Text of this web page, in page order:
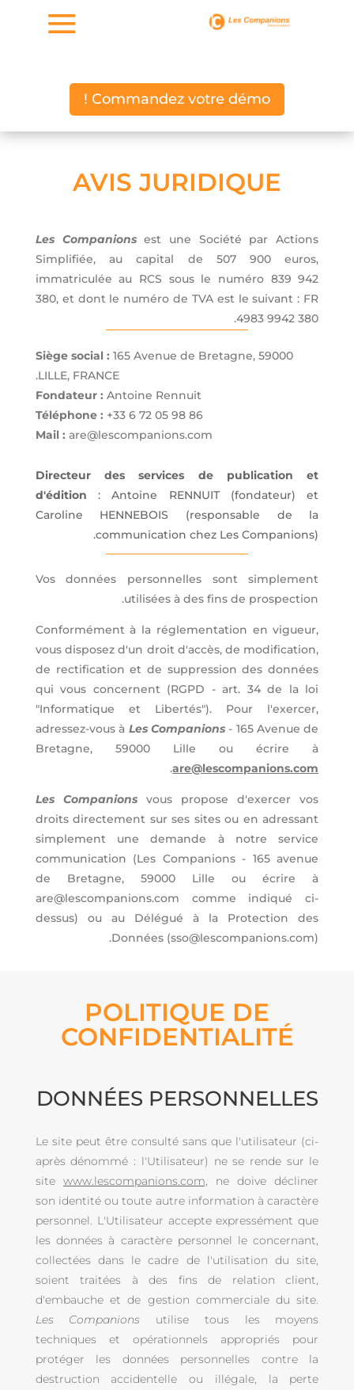
Commandez votre démo !
AVIS JURIDIQUE
Les Companionsest une Société par Actions
Simplifiée, au capital de 507 900 euros,
immatriculée au RCS sous le numéro 839 942
380, et dont le numéro de TVA est le suivant : FR
4983 9942 380.
Siège social : 165 Avenue de Bretagne, 59000
LILLE, FRANCE.
Fondateur : Antoine Rennuit
Téléphone : +33 6 72 05 98 86
Mail : are@lescompanions.com
Directeur des services de publication et
d'édition: Antoine RENNUIT (fondateur) et
Caroline HENNEBOIS (responsable de la
communication chez Les Companions).
Vos données personnelles sont simplement
utilisées à des fins de prospection.
Conformément à la réglementation en vigueur,
vous disposez d'un droit d'accès, de modification,
de rectification et de suppression des données
qui vous concernent (RGPD - art. 34 de la loi
"Informatique et Libertés"). Pour l'exercer,
adressez-vous à Les Companions - 165 Avenue de
Bretagne, 59000 Lille ou écrire à
are@lescompanions.com
.
Les Companionsvous propose d'exercer vos
droits directement sur ses sites ou en adressant
simplement une demande à notre service
communication (Les Companions - 165 avenue
de Bretagne, 59000 Lille ou écrire à
are@lescompanions.com comme indiqué ci-
dessus) ou au Délégué à la Protection des
Données (sso@lescompanions.com).
POLITIQUE DE
CONFIDENTIALITÉ
DONNÉES PERSONNELLES
Le site peut être consulté sans que l'utilisateur (ci-
après dénommé : l'Utilisateur) ne se rende sur le
site www.lescompanions.com, ne doive décliner
son identité ou toute autre information à caractère
personnel. L'Utilisateur accepte expressément que
les données à caractère personnel le concernant,
collectées dans le cadre de l'utilisation du site,
soient traitées à des fins de relation client,
d'embauche et de gestion commerciale du site.
Les Companions utilise tous les moyens
techniques et opérationnels appropriés pour
protéger les données personnelles contre la
destruction accidentelle ou illégale, la perte